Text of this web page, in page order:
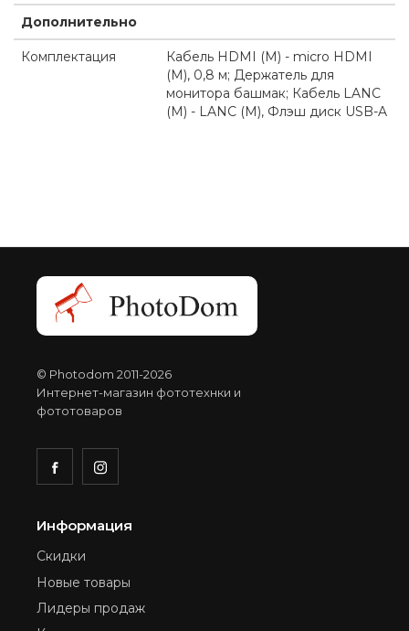
Дополнительно
Комплектация
Кабель HDMI (M) - micro HDMI
(M), 0,8 м; Держатель для
монитора башмак; Кабель LANC
(M) - LANC (M), Флэш диск USB-A
© Photodom 2011-2026
Интернет-магазин фототехнки и
фототоваров
Информация
Скидки
Новые товары
Лидеры продаж